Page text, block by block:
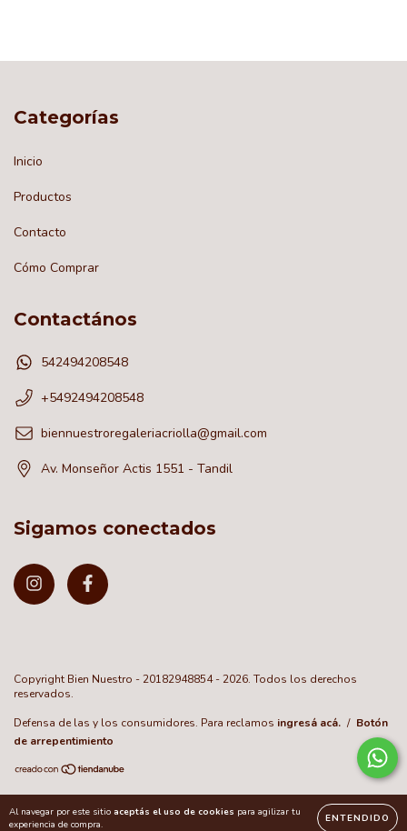
Al navegar por este sitio aceptás el uso de cookies para agilizar tu
experiencia de compra.
ENTENDIDO
Categorías
Inicio
Productos
Contacto
Cómo Comprar
Contactános
542494208548
+5492494208548
biennuestroregaleriacriolla@gmail.com
Av. Monseñor Actis 1551 - Tandil
Sigamos conectados
Copyright Bien Nuestro - 20182948854 - 2026. Todos los derechos
reservados.
Defensa de las y los consumidores. Para reclamos ingresá acá. / Botón
de arrepentimiento